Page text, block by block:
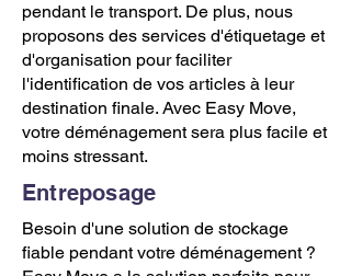
pendant le transport. De plus, nous
proposons des services d'étiquetage et
d'organisation pour faciliter
l'identification de vos articles à leur
destination finale. Avec Easy Move,
votre déménagement sera plus facile et
moins stressant.
Entreposage
Besoin d'une solution de stockage
fiable pendant votre déménagement ?